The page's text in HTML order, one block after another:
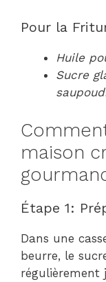
Pour la
Huile
Sucre
maison
Étape 1:
Dans une
beurre, le
régulièrement